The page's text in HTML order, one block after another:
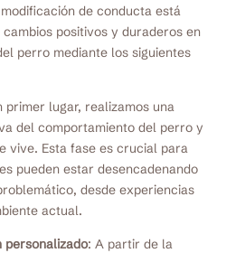
de conducta está
positivos y duraderos en
perro mediante los siguientes
primer lugar, realizamos una
del comportamiento del perro y
vive. Esta fase es crucial para
pueden estar desencadenando
desde experiencias
actual.
personalizado: A partir de la